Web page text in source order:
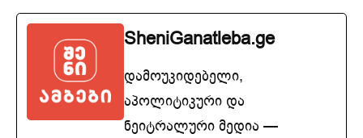
SheniGanatleba.ge
დამოუკიდებელი,
აპოლიტიკური და
ნეიტრალური მედია —